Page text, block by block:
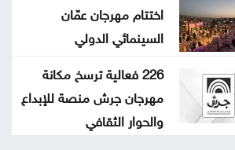
اختتام مهرجان عمّان
السينمائي الدولي
226 فعالية ترسخ مكانة
مهرجان جرش منصة للإبداع
والحوار الثقافي